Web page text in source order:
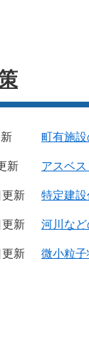
町有施
新 アスベ
新 特定建
新 河川な
新 微小粒